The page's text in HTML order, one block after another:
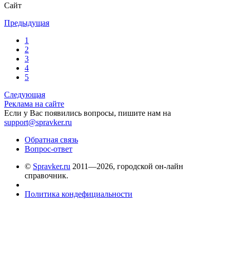
Сайт
Предыдущая
1
2
3
4
5
Следующая
Реклама на сайте
Если у Вас появились вопросы, пишите нам на
support@spravker.ru
Обратная связь
Вопрос-ответ
© Spravker.ru 2011—2026, городской он-лайн
справочник.
Политика кондефициальности